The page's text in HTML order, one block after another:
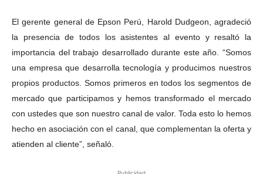
El gerente general de Epson Perú, Harold Dudgeon, agradeció
la presencia de todos los asistentes al evento y resaltó la
importancia del trabajo desarrollado durante este año. “Somos
una empresa que desarrolla tecnología y producimos nuestros
propios productos. Somos primeros en todos los segmentos de
mercado que participamos y hemos transformado el mercado
con ustedes que son nuestro canal de valor. Toda esto lo hemos
hecho en asociación con el canal, que complementan la oferta y
atienden al cliente”, señaló.